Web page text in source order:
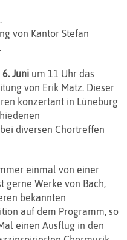
von Kantor Stefan
Juni um 11 Uhr das
von Erik Matz. Dieser
konzertant in Lüneburg
diversen Chortreffen
einmal von einer
gerne Werke von Bach,
bekannten
auf dem Programm, so
einen Ausflug in den